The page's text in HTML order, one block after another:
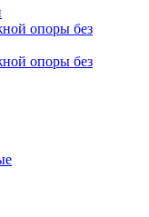
опоры без
опоры без